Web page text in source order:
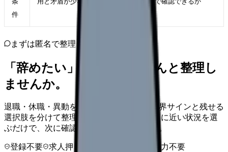
件
まずは匿名で整理
「辞めたい」を、カンゴさんと整理し
ませんか。
退職・休職・異動を急いで決める前に、限界サインと残せる
選択肢を分けて整理します。 「辞めたい」に近い状況を選
ぶだけで、次に確認することまで進めます。
登録不要 求人押し売りなし
病院名は入力不要